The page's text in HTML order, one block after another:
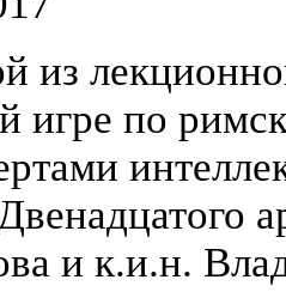
из
игре по
и к.и.н.